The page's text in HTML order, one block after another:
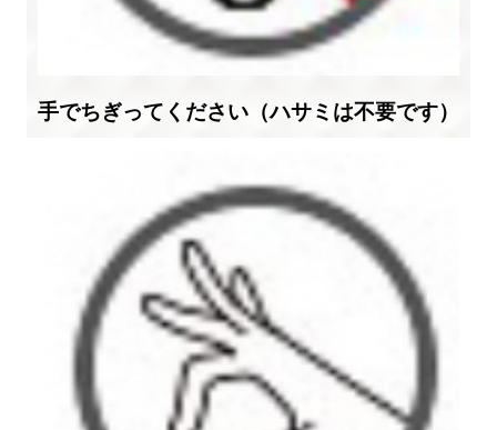
手でちぎってください（ハサミは不要です）